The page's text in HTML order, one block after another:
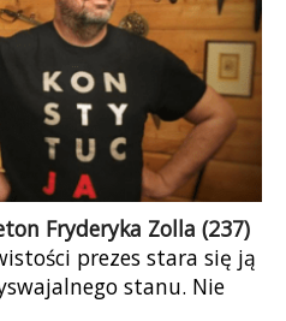
Fryderyka Zolla (237)
prezes stara się ją
stanu. Nie